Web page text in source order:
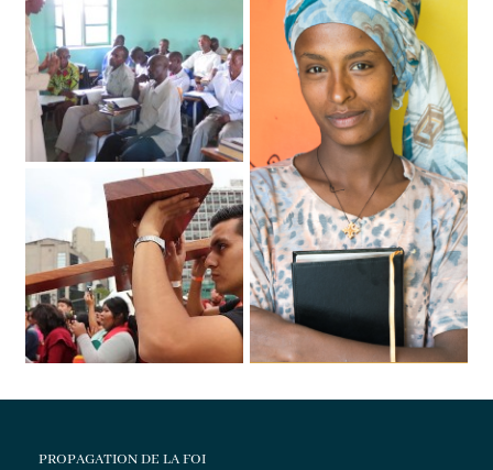
PROPAGATION DE LA FOI